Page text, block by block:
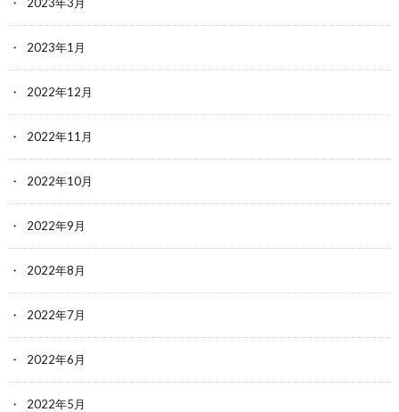
2023年1月
2022年12月
2022年11月
2022年10月
2022年9月
2022年8月
2022年7月
2022年6月
2022年5月